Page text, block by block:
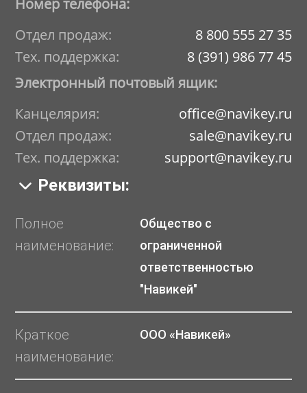
Номер телефона:
Отдел продаж:
8 800 555 27 35
Тех. поддержка:
8 (391) 986 77 45
Электронный почтовый ящик:
Канцелярия:
office@navikey.ru
Отдел продаж:
sale@navikey.ru
Тех. поддержка:
support@navikey.ru
Реквизиты:
Полное
наименование:
Общество с
ограниченной
ответственностью
"Навикей"
Краткое
наименование:
ООО «Навикей»